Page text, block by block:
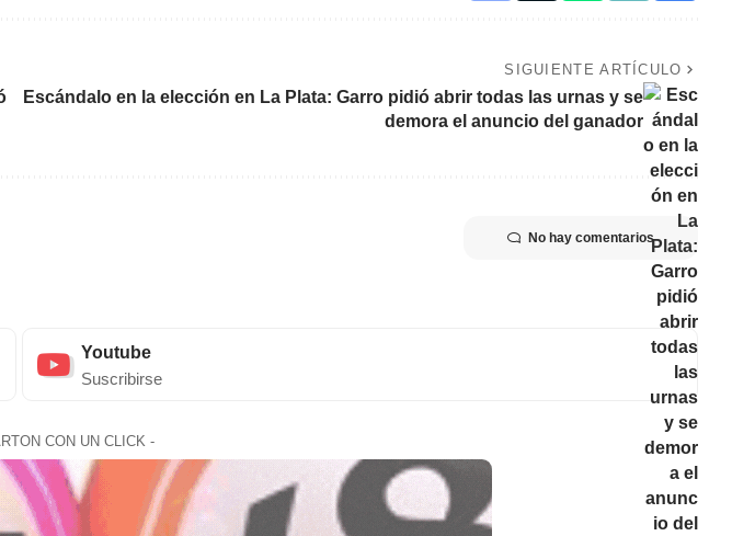
SIGUIENTE ARTÍCULO
Escándalo en la elección en La Plata: Garro pidió abrir todas las urnas y se
demora el anuncio del ganador
No hay comentarios
Youtube
Suscribirse
CON UN CLICK -